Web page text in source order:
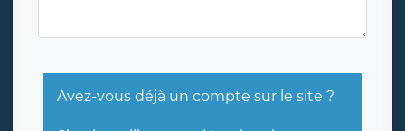
Avez-vous déjà un compte sur le site ?